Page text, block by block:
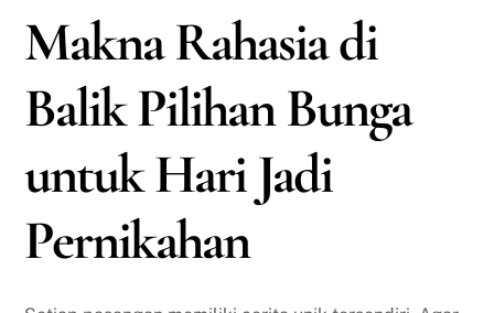
Makna Rahasia di
Balik Pilihan Bunga
untuk Hari Jadi
Pernikahan